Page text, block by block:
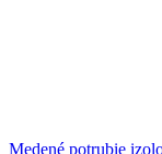
Medené potrubie